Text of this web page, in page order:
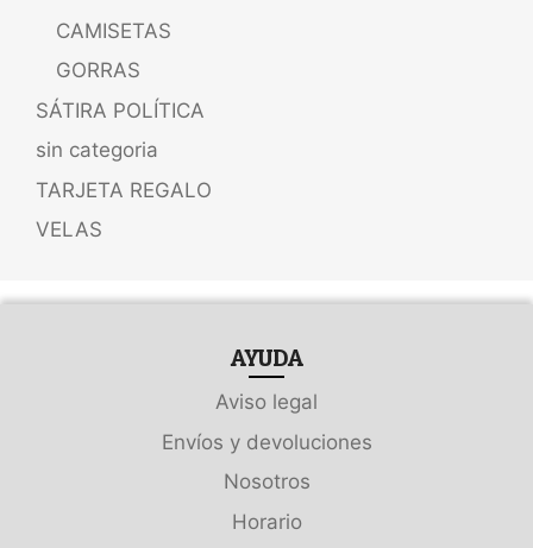
CAMISETAS
GORRAS
SÁTIRA POLÍTICA
sin categoria
TARJETA REGALO
VELAS
AYUDA
Aviso legal
Envíos y devoluciones
Nosotros
Horario